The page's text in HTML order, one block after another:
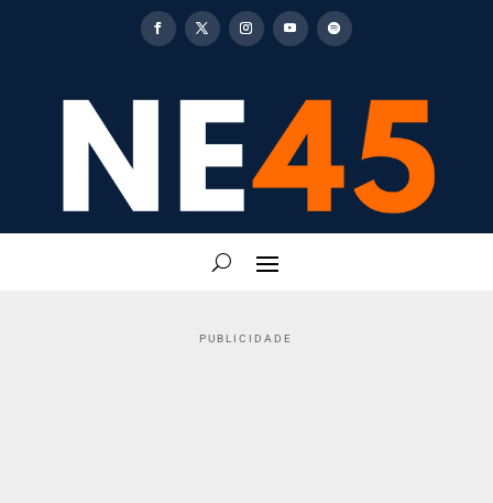
PUBLICIDADE